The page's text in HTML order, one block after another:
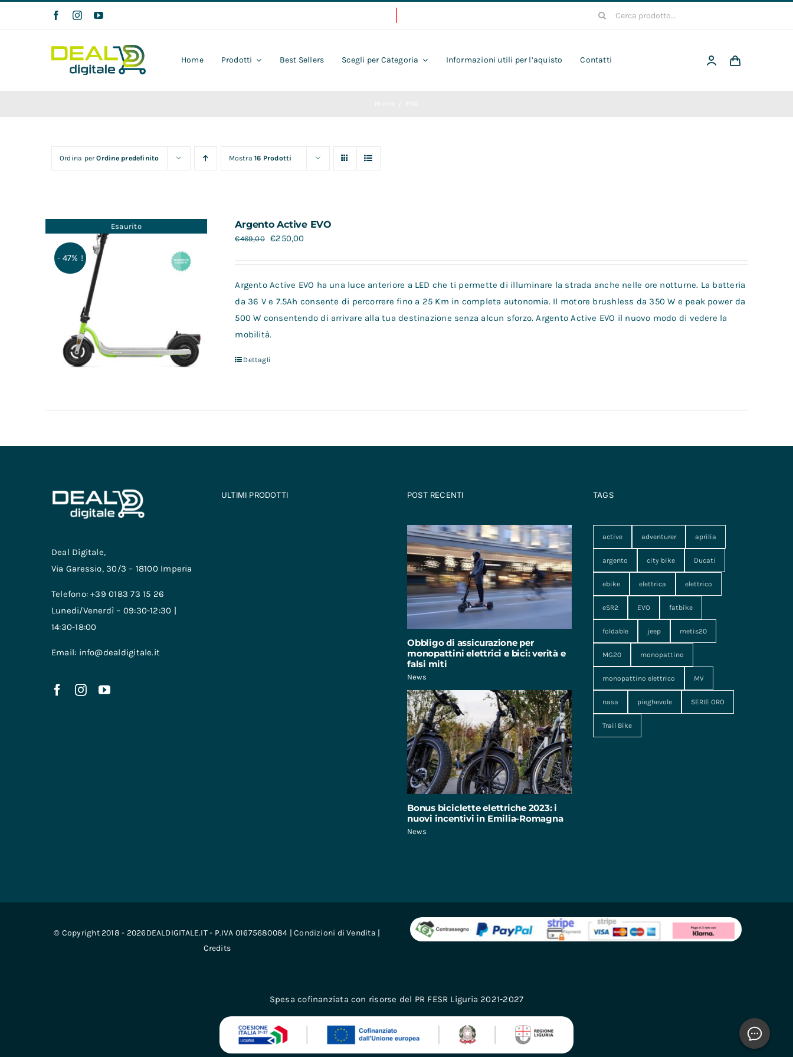
Cerca
Home Prodotti Best Sellers Scegli per Categoria Informazioni utili per l’aquisto Contatti
Ordina perOrdine predefinito Mostra16 Prodotti
Esaurito
- 47% !
Argento Active EVO
€469,00 €250,00
Argento Active EVO ha una luce anteriore a LED che ti permette di illuminare la strada anche nelle ore notturne. La batteria
da 36 V e 7.5Ah consente di percorrere fino a 25 Km in completa autonomia. Il motore brushless da 350 W e peak power da
500 W consentendo di arrivare alla tua destinazione senza alcun sforzo. Argento Active EVO il nuovo modo di vedere la
mobilità.
Dettagli
Deal Digitale,
Via Garessio, 30/3 – 18100 Imperia
Telefono: +39 0183 73 15 26
Lunedi/Venerdì – 09:30-12:30 |
14:30-18:00
Email: info@dealdigitale.it
ULTIMI PRODOTTI POST RECENTI
Obbligo di assicurazione per
monopattini elettrici e bici: verità e
falsi miti
News
Bonus biciclette elettriche 2023: i
nuovi incentivi in Emilia-Romagna
News
TAGS
active adventurer aprilia
argento city bike Ducati
ebike elettrica elettrico
eSR2 EVO fatbike
foldable jeep metis20
MG20 monopattino
monopattino elettrico MV
nasa pieghevole SERIE ORO
Trail Bike
© Copyright 2018 - 2026DEALDIGITALE.IT - P.IVA 01675680084 |Condizioni di Vendita |
Credits
Spesa cofinanziata con risorse del PR FESR Liguria 2021-2027